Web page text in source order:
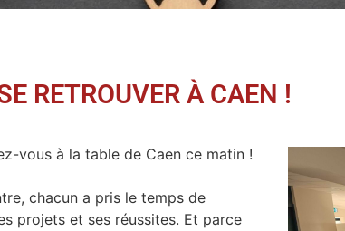
RETROUVER À CAEN !
vous à la table de Caen ce matin !
chacun a pris le temps de
projets et ses réussites. Et parce